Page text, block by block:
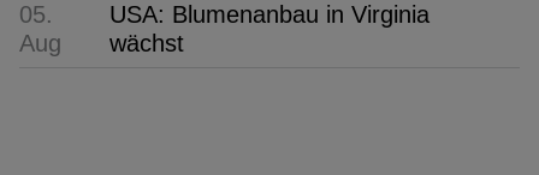
05.
Aug
USA: Blumenanbau in Virginia
wächst